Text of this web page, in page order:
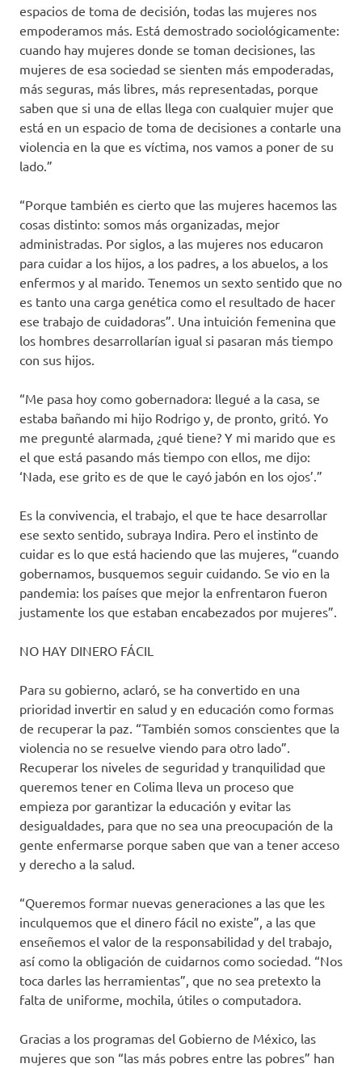
espacios de toma de decisión, todas las mujeres nos
empoderamos más. Está demostrado sociológicamente:
cuando hay mujeres donde se toman decisiones, las
mujeres de esa sociedad se sienten más empoderadas,
más seguras, más libres, más representadas, porque
saben que si una de ellas llega con cualquier mujer que
está en un espacio de toma de decisiones a contarle una
violencia en la que es víctima, nos vamos a poner de su
lado.”
“Porque también es cierto que las mujeres hacemos las
cosas distinto: somos más organizadas, mejor
administradas. Por siglos, a las mujeres nos educaron
para cuidar a los hijos, a los padres, a los abuelos, a los
enfermos y al marido. Tenemos un sexto sentido que no
es tanto una carga genética como el resultado de hacer
ese trabajo de cuidadoras”. Una intuición femenina que
los hombres desarrollarían igual si pasaran más tiempo
con sus hijos.
“Me pasa hoy como gobernadora: llegué a la casa, se
estaba bañando mi hijo Rodrigo y, de pronto, gritó. Yo
me pregunté alarmada, ¿qué tiene? Y mi marido que es
el que está pasando más tiempo con ellos, me dijo:
‘Nada, ese grito es de que le cayó jabón en los ojos’.”
Es la convivencia, el trabajo, el que te hace desarrollar
ese sexto sentido, subraya Indira. Pero el instinto de
cuidar es lo que está haciendo que las mujeres, “cuando
gobernamos, busquemos seguir cuidando. Se vio en la
pandemia: los países que mejor la enfrentaron fueron
justamente los que estaban encabezados por mujeres”.
NO HAY DINERO FÁCIL
Para su gobierno, aclaró, se ha convertido en una
prioridad invertir en salud y en educación como formas
de recuperar la paz. “También somos conscientes que la
violencia no se resuelve viendo para otro lado”.
Recuperar los niveles de seguridad y tranquilidad que
queremos tener en Colima lleva un proceso que
empieza por garantizar la educación y evitar las
desigualdades, para que no sea una preocupación de la
gente enfermarse porque saben que van a tener acceso
y derecho a la salud.
“Queremos formar nuevas generaciones a las que les
inculquemos que el dinero fácil no existe”, a las que
enseñemos el valor de la responsabilidad y del trabajo,
así como la obligación de cuidarnos como sociedad. “Nos
toca darles las herramientas”, que no sea pretexto la
falta de uniforme, mochila, útiles o computadora.
Gracias a los programas del Gobierno de México, las
mujeres que son “las más pobres entre las pobres” han